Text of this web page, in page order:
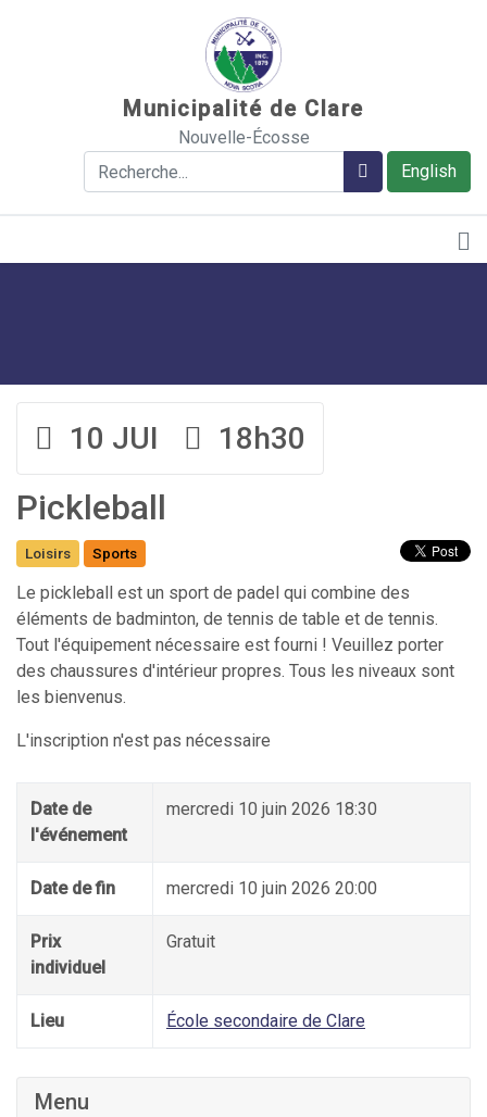
Municipalité de Clare
Nouvelle-Écosse
English
Rechercher Rechercher
10 JUI 18h30
Pickleball
Loisirs Sports
Le pickleball est un sport de padel qui combine des
éléments de badminton, de tennis de table et de tennis.
Tout l'équipement nécessaire est fourni ! Veuillez porter
des chaussures d'intérieur propres. Tous les niveaux sont
les bienvenus.
L'inscription n'est pas nécessaire
Date de
l'événement
mercredi 10 juin 2026 18:30
Date de fin mercredi 10 juin 2026 20:00
Prix
individuel
Gratuit
Lieu École secondaire de Clare
Menu